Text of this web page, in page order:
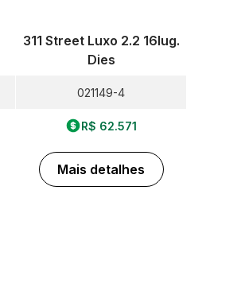
311 Street Luxo 2.2 16lug.
Dies
021149-4
R$ 62.571
Mais detalhes